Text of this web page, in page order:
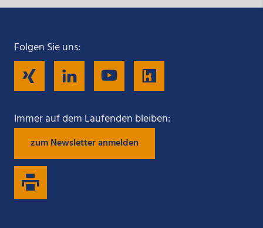
Folgen Sie uns:
Folgen
Sie
uns
auf
Folgen
Sie
uns
Folgen
Sie
uns
Sie
Immer auf dem Laufenden bleiben:
zum Newsletter anmelden